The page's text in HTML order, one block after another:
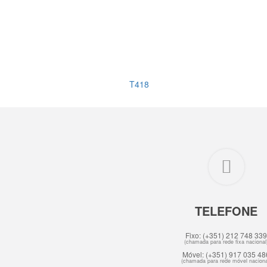
T418
TELEFONE
Fixo: (+351) 212 748 339
(chamada para rede fixa
Móvel: (+351) 917 035
(chamada para rede móvel